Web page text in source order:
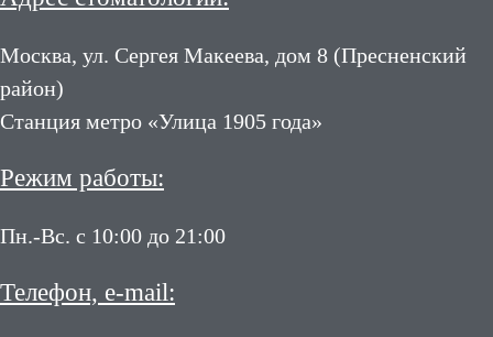
Москва, ул. Сергея Макеева, дом 8 (Пресненский
район)
Станция метро «Улица 1905 года»
Режим работы:
Пн.-Вс. с 10:00 до 21:00
Телефон, e-mail: